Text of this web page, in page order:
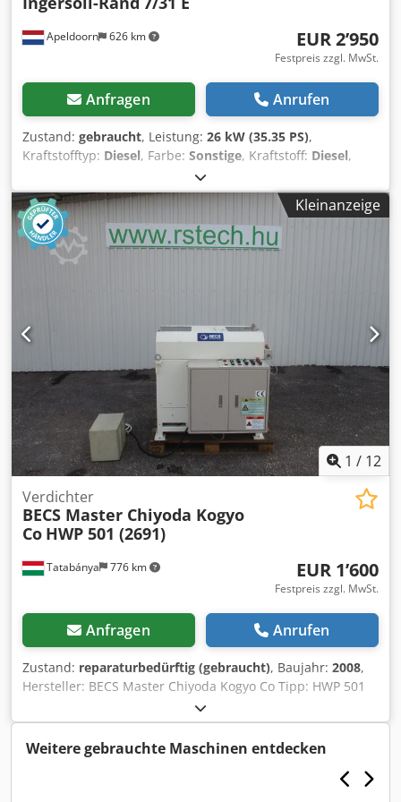
Apeldoorn 626 km EUR 2’950
Festpreis zzgl. MwSt.
Anfragen Anrufen
Zustand: gebraucht, Leistung: 26 kW (35.35 PS),
Kraftstofftyp: Diesel, Farbe: Sonstige, Kraftstoff: Diesel,
, Betriebsstunden:
Informationen Zylinderzahl: 3 Antriebsstrang Antrieb:
Laufend Motortyp: Yanmar 3IRH8N Kraftstofftank: 50 Liter
Cjdpfx Aszp Hklep Aeha Maße und Gewichte Leergewicht:
650 kg Abmessungen (L x B x H): 336 x 139 x 124 cm
Funktionell Durchsatz: 186 m³/h Netzspannung: 12 V CE-
Kennzeichnung: ja Zustand Allgemeiner Zustand:
Zustand: durchschnittlich Betriebsdruck – 7 bar (psi)
Kleinanzeige
1 / 12
Tatabánya 776 km
Verdichter
BECS Master Chiyoda Kogyo
Co HWP 501 (2691)
EUR 1’600
Festpreis zzgl. MwSt.
Anfragen Anrufen
Zustand: reparaturbedürftig (gebraucht), Baujahr: 2008,
Hersteller: BECS Master Chiyoda Kogyo Co Tipp: HWP 501
Baujahr: 2007 Max. Rohrgröße 19 mm (1,5 mm
Wandstärke) Chedpfx Aerigaiep Aja Das Gerät funktioniert
derzeit nicht. SPS-Fehler
Weitere gebrauchte Maschinen entdecken